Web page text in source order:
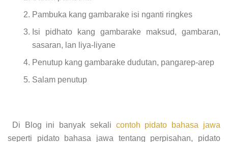
Pambuka kang gambarake isi nganti ringkes
Isi pidhato kang gambarake maksud, gambaran,
sasaran, lan liya-liyane
Penutup kang gambarake dudutan, pangarep-arep
Salam penutup
Di Blog ini banyak sekali contoh pidato bahasa jawa
seperti pidato bahasa jawa tentang perpisahan, pidato